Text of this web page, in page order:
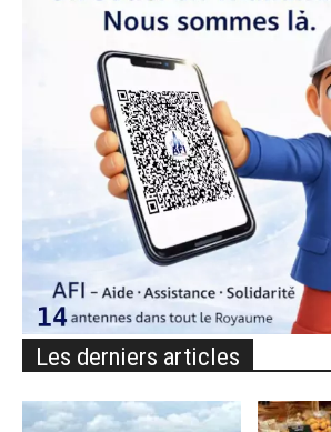
Les derniers articles